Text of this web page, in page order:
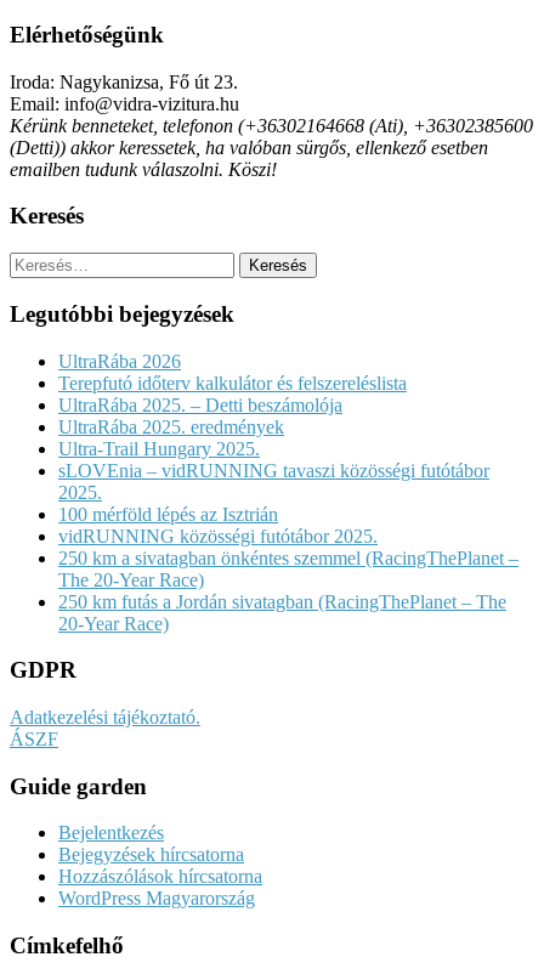
Elérhetőségünk
Iroda: Nagykanizsa, Fő út 23.
Email: info@vidra-vizitura.hu
Kérünk benneteket, telefonon (+36302164668 (Ati), +36302385600
(Detti)) akkor keressetek, ha valóban sürgős, ellenkező esetben
emailben tudunk válaszolni. Köszi!
Keresés
Keresés:
Legutóbbi bejegyzések
UltraRába 2026
Terepfutó időterv kalkulátor és felszereléslista
UltraRába 2025. – Detti beszámolója
UltraRába 2025. eredmények
Ultra-Trail Hungary 2025.
sLOVEnia – vidRUNNING tavaszi közösségi futótábor
2025.
100 mérföld lépés az Isztrián
vidRUNNING közösségi futótábor 2025.
250 km a sivatagban önkéntes szemmel (RacingThePlanet –
The 20-Year Race)
250 km futás a Jordán sivatagban (RacingThePlanet – The
20-Year Race)
GDPR
Adatkezelési tájékoztató.
ÁSZF
Guide garden
Bejelentkezés
Bejegyzések hírcsatorna
Hozzászólások hírcsatorna
WordPress Magyarország
Címkefelhő